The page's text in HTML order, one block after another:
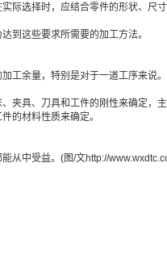
际选择时，应结合零件的形状、尺
到这些要求所需要的加工方法。
工余量，特别是对于一道工序来说。
夹具、刀具和工件的刚性来确定，
的材料性质来确定。
从中受益。(图/文http://